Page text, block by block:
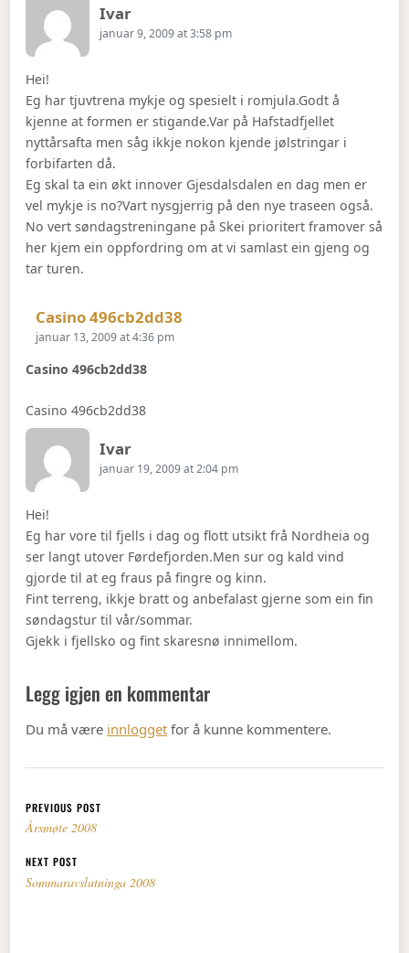
IvarSays:
januar 9, 2009 at 3:58 pm
Hei!
Eg har tjuvtrena mykje og spesielt i romjula.Godt å
kjenne at formen er stigande.Var på Hafstadfjellet
nyttårsafta men såg ikkje nokon kjende jølstringar i
forbifarten då.
Eg skal ta ein økt innover Gjesdalsdalen en dag men er
vel mykje is no?Vart nysgjerrig på den nye traseen også.
No vert søndagstreningane på Skei prioritert framover så
her kjem ein oppfordring om at vi samlast ein gjeng og
tar turen.
Casino 496cb2dd38
januar 13, 2009 at 4:36 pm
Casino 496cb2dd38
Casino 496cb2dd38
IvarSays:
januar 19, 2009 at 2:04 pm
Hei!
Eg har vore til fjells i dag og flott utsikt frå Nordheia og
ser langt utover Førdefjorden.Men sur og kald vind
gjorde til at eg fraus på fingre og kinn.
Fint terreng, ikkje bratt og anbefalast gjerne som ein fin
søndagstur til vår/sommar.
Gjekk i fjellsko og fint skaresnø innimellom.
Legg igjen en kommentar
Du må være innlogget for å kunne kommentere.
Innleggsnavigasjon
PREVIOUS POST
Årsmøte 2008
NEXT POST
Sommaravslutninga 2008